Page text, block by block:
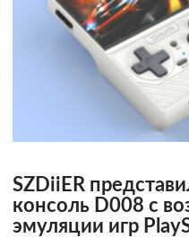
SZDiiER
консоль D008 с
эмуляции игр